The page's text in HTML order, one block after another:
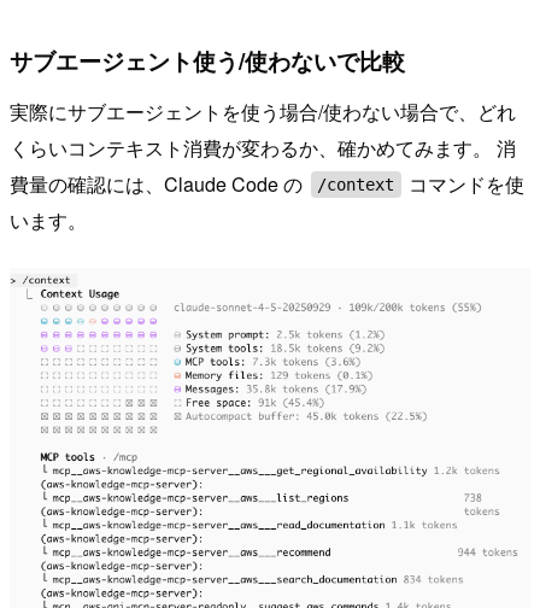
サブエージェント使う/使わないで比較
実際にサブエージェントを使う場合/使わない場合で、どれ
くらいコンテキスト消費が変わるか、確かめてみます。 消
費量の確認には、Claude Code の
/context
コマンドを使
います。